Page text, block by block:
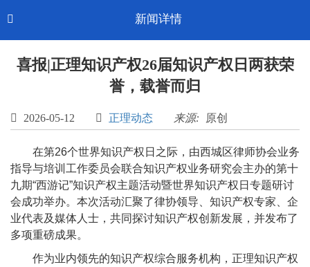
CN-中文
 新闻详情
喜报|正理知识产权26届知识产权日两获荣
誉，载誉而归
 2026-05-12  正理动态 来源: 原创
在第26个世界知识产权日之际，由西城区律师协会业务
指导与培训工作委员会联合知识产权业务研究会主办的第十
九期“西游记”知识产权主题活动暨世界知识产权日专题研讨
会成功举办。本次活动汇聚了律协领导、知识产权专家、企
业代表及媒体人士，共同探讨知识产权创新发展，并发布了
多项重磅成果。
作为业内领先的知识产权综合服务机构，正理知识产权